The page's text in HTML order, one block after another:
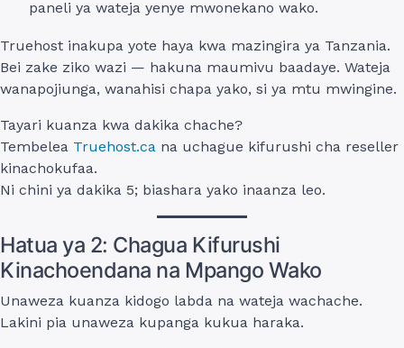
paneli ya wateja yenye mwonekano wako.
Truehost inakupa yote haya kwa mazingira ya Tanzania.
Bei zake ziko wazi — hakuna maumivu baadaye. Wateja
wanapojiunga, wanahisi chapa yako, si ya mtu mwingine.
Tayari kuanza kwa dakika chache?
Tembelea Truehost.ca na uchague kifurushi cha reseller
kinachokufaa.
Ni chini ya dakika 5; biashara yako inaanza leo.
Hatua ya 2: Chagua Kifurushi
Kinachoendana na Mpango Wako
Unaweza kuanza kidogo labda na wateja wachache.
Lakini pia unaweza kupanga kukua haraka.